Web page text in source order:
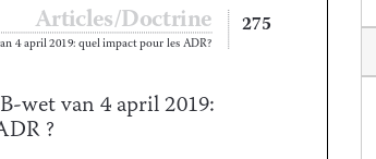





Articles/Doctrine